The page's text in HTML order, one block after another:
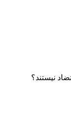
نیستند؟